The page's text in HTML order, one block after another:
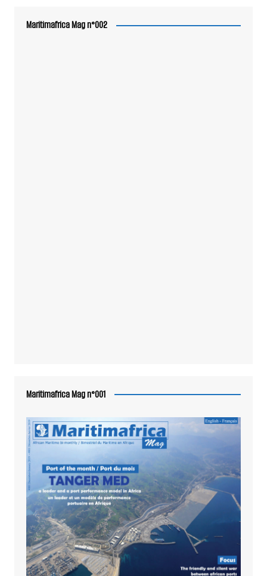
Maritimafrica Mag n°002
Maritimafrica Mag n°001